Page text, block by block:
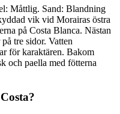
Måttlig. Sand: Blandning
vik vid Morairas östra
på Costa Blanca. Nästan
tre sidor. Vatten
för karaktären. Bakom
och paella med fötterna